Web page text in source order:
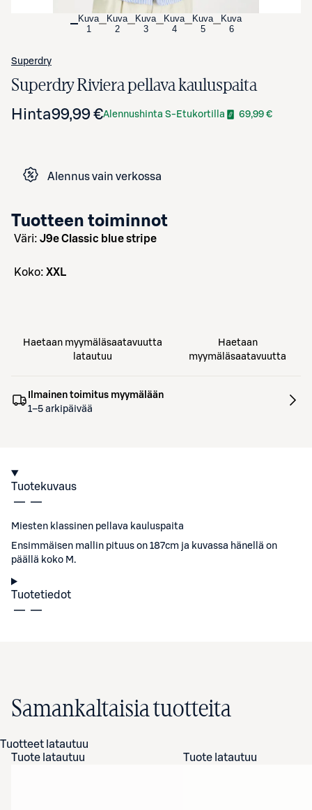
Kuva
1
Kuva
2
Kuva
3
Kuva
4
Kuva
5
Kuva
6
Superdry
Superdry Riviera pellava kauluspaita
Hinta99,99 €Alennushinta S-Etukortilla 69,99 €
Alennus vain verkossa
Tuotteen toiminnot
väri: J9e Classic blue stripe
koko: XXL
Haetaan myymäläsaatavuutta
latautuu
Haetaan
myymäläsaatavuutta
Ilmainen toimitus myymälään
1–5 arkipäivää
Tuotekuvaus
Miesten klassinen pellava kauluspaita
Ensimmäisen mallin pituus on 187cm ja kuvassa hänellä on
päällä koko M.
Tuotetiedot
Samankaltaisia tuotteita
Tuotteet latautuu
Tuote latautuu
Tuote latautuu